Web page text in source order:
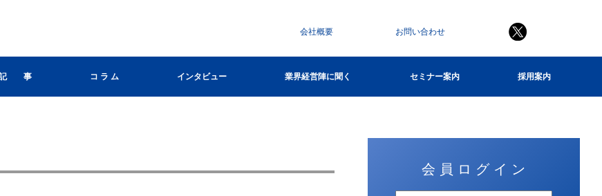
会社概要 お問い合わせ
事 コ ラ ム インタビュー 業界経営陣に聞く セミナー案内 採用案内
会 員 ロ グ イ ン